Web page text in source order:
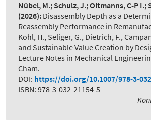
Nübel, M.; Schulz, J.; Oltmanns, C-P I.;
(2026): Disassembly Depth as a
Reassembly Performance in
Kohl, H., Seliger, G., Dietrich, F.,
and Sustainable Value Creation by
Lecture Notes in Mechanical
Cham.
DOI: https://doi.org/10.1007/978-3-
ISBN: 978-3-032-21154-5